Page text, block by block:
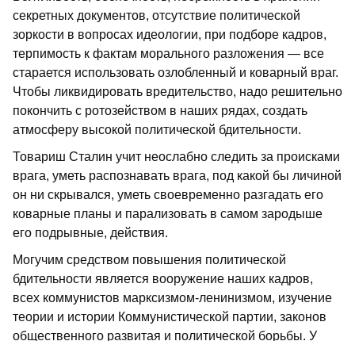
секретных документов, отсутствие политической
зоркости в вопросах идеологии, при подборе кадров,
терпимость к фактам морального разложения — все
старается использовать озлобленный и коварный враг.
Чтобы ликвидировать вредительство, надо решительно
покончить с ротозейством в наших рядах, создать
атмосферу высокой политической бдительности.
Товариш Сталин учит неослабно следить за происками
врага, уметь распознавать врага, под какой бы личиной
он ни скрывался, уметь своевременно разгадать его
коварные планы и парализовать в самом зародыше
его подрывные, действия.
Могучим средством повышения политической
бдительности является вооружение наших кадров,
всех коммунистов марксизмом-ленинизмом, изучение
теории и истории Коммунистической партии, законов
общественного развитая и политической борьбы. У